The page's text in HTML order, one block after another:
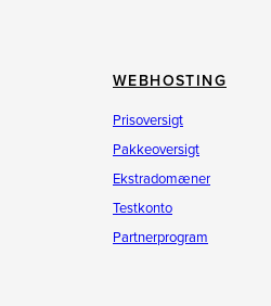
WEBHOSTING
Prisoversigt
Pakkeoversigt
Ekstradomæner
Testkonto
Partnerprogram